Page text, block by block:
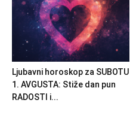
Ljubavni horoskop za SUBOTU
1. AVGUSTA: Stiže dan pun
RADOSTI i...